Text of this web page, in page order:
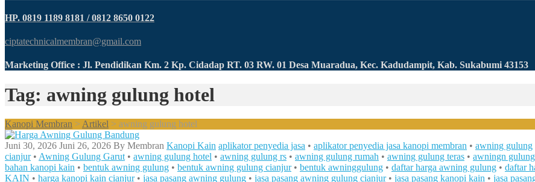
HP. 0819 1189 8181 / 0812 8650 0122
ciptatechnicalmembran@gmail.com
Marketing Office : Jl. Pendidikan Km. 2 Kp. Cidadap RT. 03 RW. 01 Desa Muaradua, Kec. Kadudampit, Kab. Sukabumi 43153
Tag: awning gulung hotel
Kanopi Membran > Artikel > awning gulung hotel
Juni 30, 2026 Juni 26, 2026 By Membran Kanopi Kain aplikator penyedia jasa • aplikator penyedia jasa kanopi membran • awning gulung
cianjur• Awning Gulung Garut • awning gulung hotel • awning gulung rs • awning gulung rumah • awning gulung teras • awningn
bahan kanopi kain • bentuk awning gulung • bentuk awning gulung cianjur• bentuk awninggulung • daftar harga awning gulung • daftar
KAIN • harga kanopi kain cianjur• jasa pasang awning gulung • jasa pasang awning gulung cianjur• jasa pasang kanopi kain • jasa